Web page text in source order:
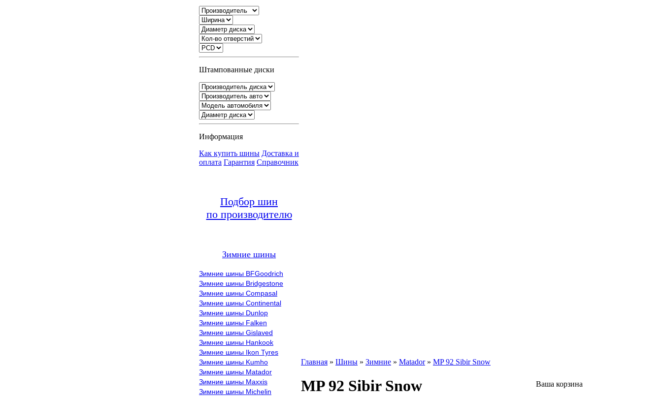
Штампованные диски
Информация
Как купить шины Доставка и
оплата Гарантия Справочник
Подбор шин
по производителю
Зимние шины
Зимние шины BFGoodrich
Зимние шины Bridgestone
Зимние шины Compasal
Зимние шины Continental
Зимние шины Dunlop
Зимние шины Falken
Зимние шины Gislaved
Зимние шины Hankook
Зимние шины Ikon Tyres
Зимние шины Kumho
Зимние шины Matador
Зимние шины Maxxis
Зимние шины Michelin
Главная » Шины » Зимние » Matador» MP 92 Sibir Snow
MP 92 Sibir Snow
Ваша корзина